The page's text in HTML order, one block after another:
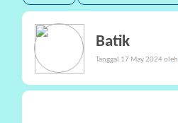
Batik
Tanggal 17 May 2024 oleh